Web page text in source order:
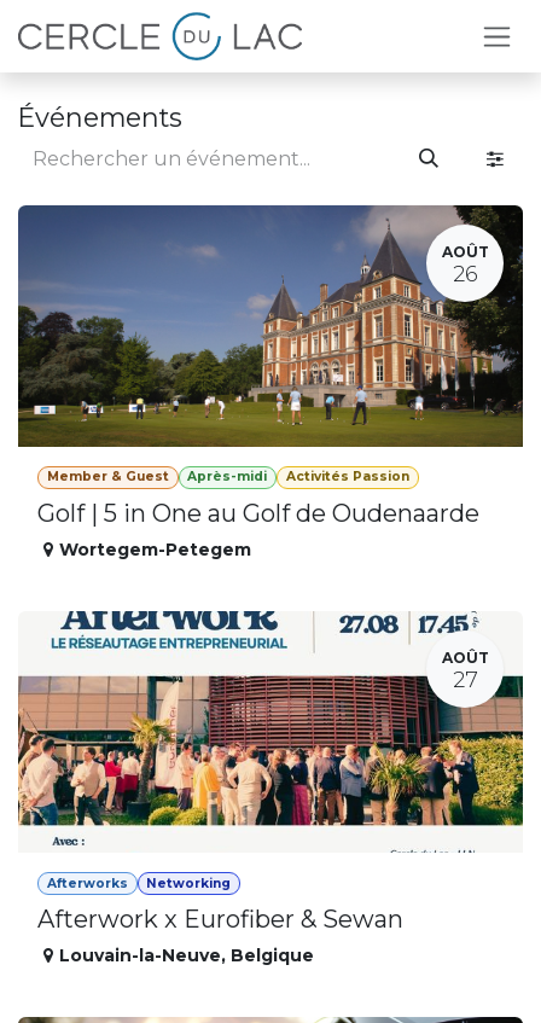
Se rendre au contenu
Événements
AOÛT
26
Member & Guest Après-midi Activités Passion
Golf | 5 in One au Golf de Oudenaarde
Wortegem-Petegem
AOÛT
27
Afterworks Networking
Afterwork x Eurofiber & Sewan
Louvain-la-Neuve, Belgique